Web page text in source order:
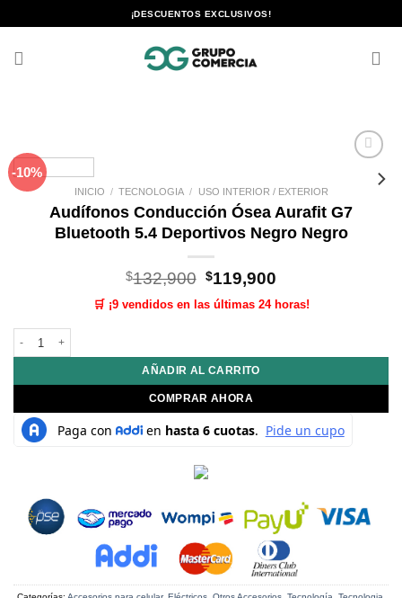
al
¡DESCUENTOS EXCLUSIVOS!
-10%
deseos
INICIO / TECNOLOGIA / USO INTERIOR / EXTERIOR
Audífonos Conducción Ósea Aurafit G7
Bluetooth 5.4 Deportivos Negro Negro
$132,900 El
precio
original
$119,900
actual
🛒 ¡9 vendidos en las últimas 24 horas!
AÑADIR AL CARRITO
COMPRAR AHORA